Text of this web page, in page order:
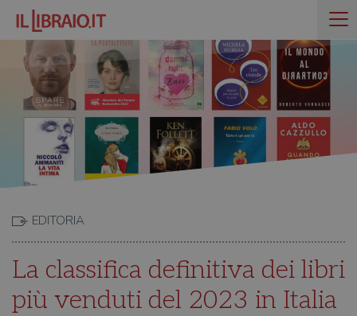
EDITORIA
La classifica definitiva dei libri
più venduti del 2023 in Italia